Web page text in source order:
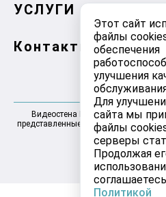
Этот сайт
файлы
обеспечения
улучшения
Для
сайта мы
файлы
серверы
Продолжая
Политикой
УСЛУГИ
Контакты
Видеостена Москва 2025-2026 ©
представленные на сайте, не